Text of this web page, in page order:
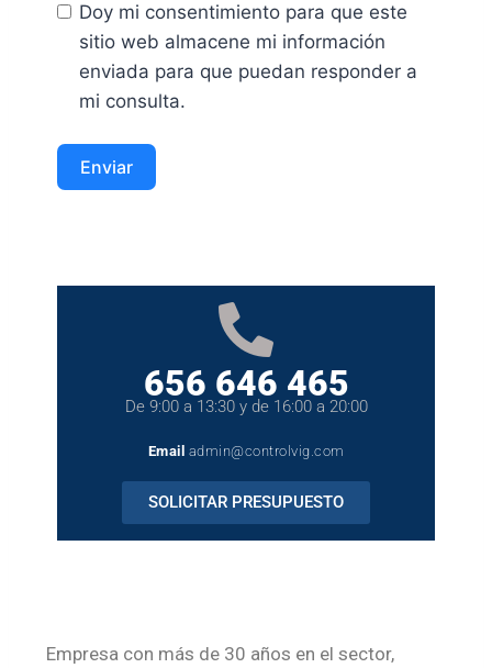
Doy mi consentimiento para que este
sitio web almacene mi información
enviada para que puedan responder a
mi consulta.
Enviar
656 646 465
De 9:00 a 13:30 y de 16:00 a 20:00
Email admin@controlvig.com
SOLICITAR PRESUPUESTO
Empresa con más de 30 años en el sector,